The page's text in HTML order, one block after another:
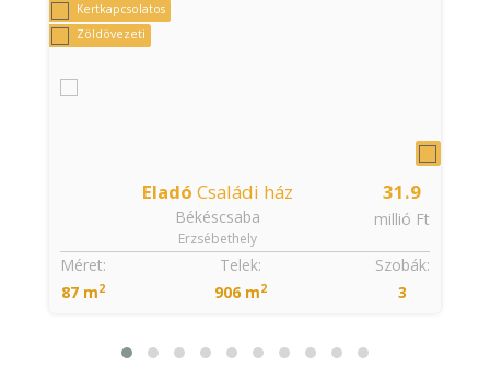
Kertkapcsolatos
Zöldövezeti
31.9
millió Ft
Eladó Családi ház
Békéscsaba
Erzsébethely
Szobák:
3
Méret:
87 m2
Telek:
906 m2